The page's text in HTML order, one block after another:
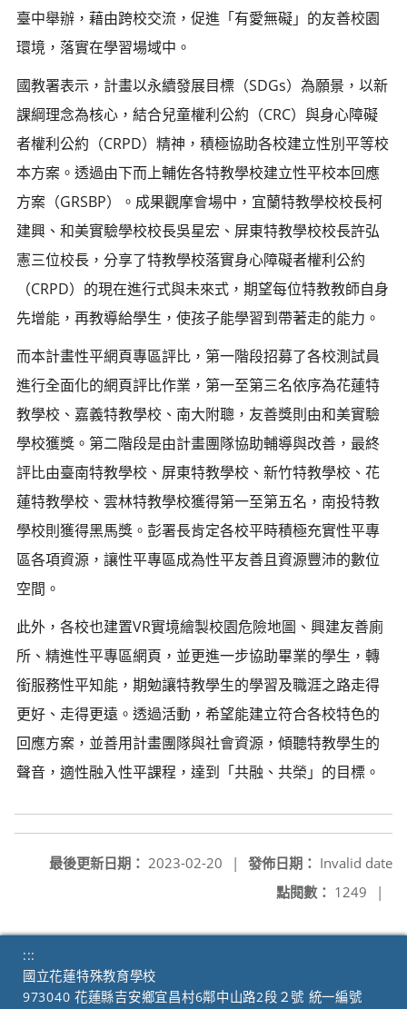
臺中舉辦，藉由跨校交流，促進「有愛無礙」的友善校園
環境，落實在學習場域中。
國教署表示，計畫以永續發展目標（SDGs）為願景，以新
課綱理念為核心，結合兒童權利公約（CRC）與身心障礙
者權利公約（CRPD）精神，積極協助各校建立性別平等校
本方案。透過由下而上輔佐各特教學校建立性平校本回應
方案（GRSBP）。成果觀摩會場中，宜蘭特教學校校長柯
建興、和美實驗學校校長吳星宏、屏東特教學校校長許弘
憲三位校長，分享了特教學校落實身心障礙者權利公約
（CRPD）的現在進行式與未來式，期望每位特教教師自身
先增能，再教導給學生，使孩子能學習到帶著走的能力。
而本計畫性平網頁專區評比，第一階段招募了各校測試員
進行全面化的網頁評比作業，第一至第三名依序為花蓮特
教學校、嘉義特教學校、南大附聰，友善獎則由和美實驗
學校獲獎。第二階段是由計畫團隊協助輔導與改善，最終
評比由臺南特教學校、屏東特教學校、新竹特教學校、花
蓮特教學校、雲林特教學校獲得第一至第五名，南投特教
學校則獲得黑馬獎。彭署長肯定各校平時積極充實性平專
區各項資源，讓性平專區成為性平友善且資源豐沛的數位
空間。
此外，各校也建置VR實境繪製校園危險地圖、興建友善廁
所、精進性平專區網頁，並更進一步協助畢業的學生，轉
銜服務性平知能，期勉讓特教學生的學習及職涯之路走得
更好、走得更遠。透過活動，希望能建立符合各校特色的
回應方案，並善用計畫團隊與社會資源，傾聽特教學生的
聲音，適性融入性平課程，達到「共融、共榮」的目標。
發佈日期： Invalid date
最後更新日期： 2023-02-20
|
點閱數： 1249 |
:::
國立花蓮特殊教育學校
973040 花蓮縣吉安鄉宜昌村6鄰中山路2段２號 統一編號